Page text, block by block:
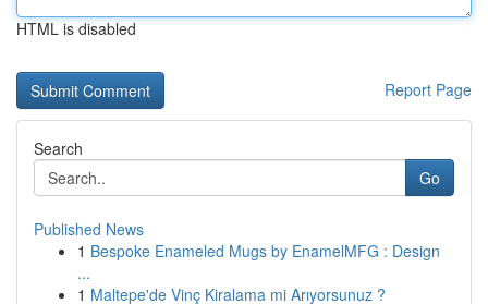
HTML is disabled
Report Page
Search
Go
Published News
1 Bespoke Enameled Mugs by EnamelMFG : Design
...
1 Maltepe'de Vinç Kiralama mi Arıyorsunuz ?